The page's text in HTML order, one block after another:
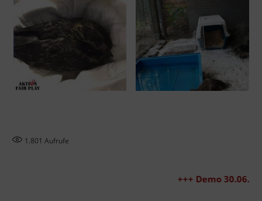
1.801 Aufrufe
+++ Demo 30.06.2026 +++